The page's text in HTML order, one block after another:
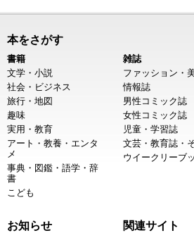
本をさがす
書籍
文学・小説
社会・ビジネス
旅行・地図
趣味
実用・教育
アート・教養・エンタ
メ
事典・図鑑・語学・辞
書
こども
雑誌
ファッション・
情報誌
男性コミック誌
女性コミック誌
児童・学習誌
文芸・教育誌・
ウイークリーブ
お知らせ 関連サイト